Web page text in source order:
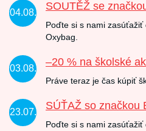
04.08.
SOUTĚŽ se
Poďte si s nami
Oxybag.
03.08.
–20 % na školské
Práve teraz je čas kúpiť
23.07.
SÚŤAŽ so značkou
Poďte si s nami